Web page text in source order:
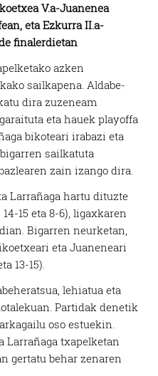
V.a-Juanenea
eta Ezkurra II.a-
finalerdietan
azken
sailkapena. Aldabe-
dira zuzeneam
eta hauek playoffa
bikoteari irabazi eta
sailkatuta
zain izango dira.
Larrañaga hartu dituzte
15 eta 8-6), ligaxkaren
Bigarren neurketan,
eta Juaneneari
13-15).
lehiatua eta
Partidak denetik
oso estuekin.
Larrañaga txapelketan
gertatu behar zenaren